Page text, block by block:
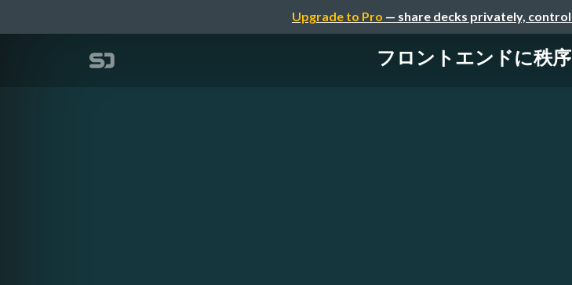
Upgrade to Pro — share decks privately,
フロントエンドに秩